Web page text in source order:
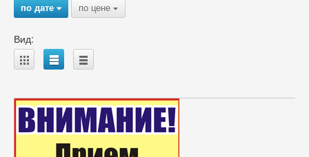
по дате{ по цене {
Вид:
A B C